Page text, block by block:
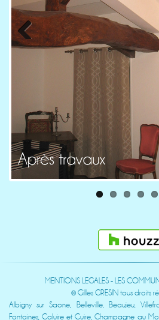
MENTIONS LEGALES - LES
© Gilles GRESIN tous droits
Albigny sur Saone, Belleville, Beaujeu,
Fontaines, Caluire et Cuire, Champagne au